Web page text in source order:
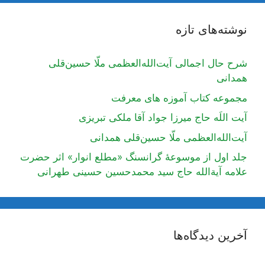
نوشته‌های تازه
شرح حال اجمالی آیت‌الله‌العظمی ملّا حسین‌قلی
همدانی
مجموعه کتاب آموزه های معرفت
آیت اللَه حاج میرزا جواد آقا ملکی تبریزی
آیت‌الله‌العظمی ملّا حسین‌قلی همدانی
جلد اول از موسوعۀ گرانسنگ «مطلع انوار» اثر حضرت
علامه آیة‌الله حاج سید محمدحسین حسینی طهرانی
آخرین دیدگاه‌ها